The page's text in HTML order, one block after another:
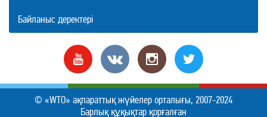
Байланыс деректері
© «WTO» ақпараттық жүйелер орталығы, 2007-2024
Барлық құқықтар қорғалған